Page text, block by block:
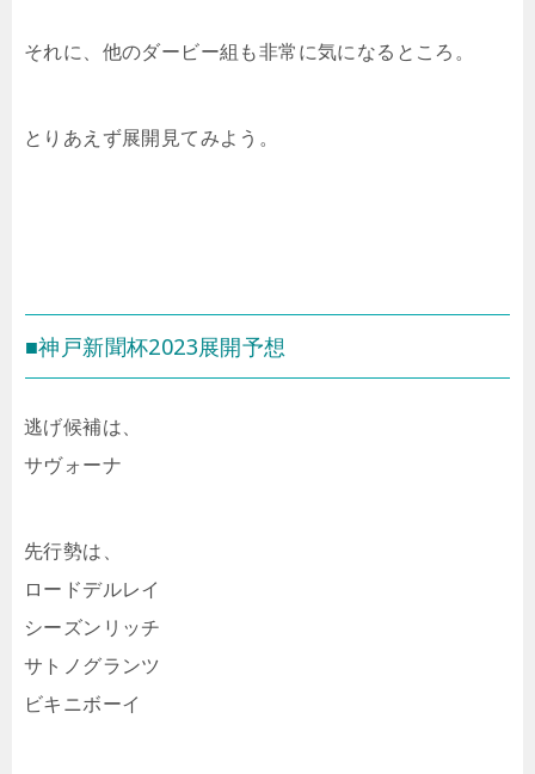
それに、他のダービー組も非常に気になるところ。
とりあえず展開見てみよう。
■神戸新聞杯2023展開予想
逃げ候補は、
サヴォーナ
先行勢は、
ロードデルレイ
シーズンリッチ
サトノグランツ
ビキニボーイ